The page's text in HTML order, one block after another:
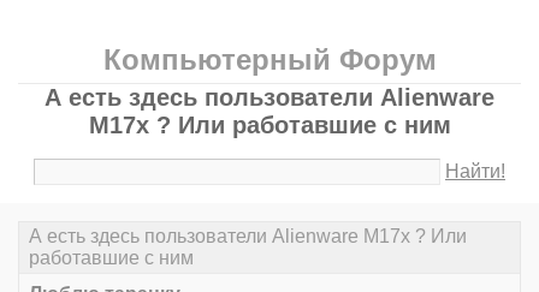
Компьютерный Форум
А есть здесь пользователи Alienware
M17x ? Или работавшие с ним
Найти!
А есть здесь пользователи Alienware M17x ? Или
работавшие с ним